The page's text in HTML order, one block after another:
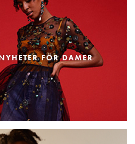
FÖR DAMER